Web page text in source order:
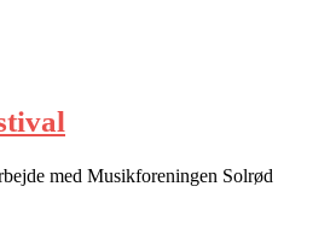
med Musikforeningen Solrød